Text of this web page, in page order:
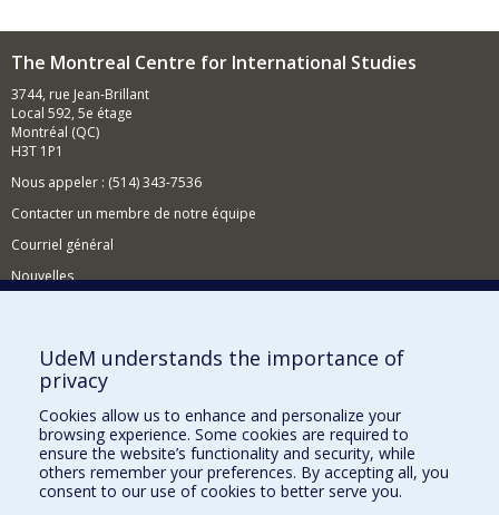
The Montreal Centre for International Studies
3744, rue Jean-Brillant
Local 592, 5e étage
Montréal (QC)
H3T 1P1
Nous appeler : (514) 343-7536
Contacter un membre de notre équipe
Courriel général
Nouvelles
Comment soutenir le CÉRIUM?
BESOIN D'AIDE?
Plan du site
Signaler une erreur
Accessibilité
UdeM understands the importance of
privacy
Cookies allow us to enhance and personalize your
browsing experience. Some cookies are required to
ensure the website’s functionality and security, while
others remember your preferences. By accepting all, you
consent to our use of cookies to better serve you.